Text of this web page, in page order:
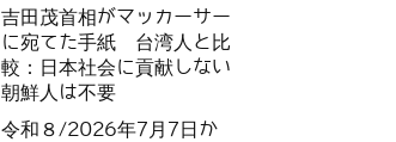
吉田茂首相がマッカーサー
に宛てた手紙 台湾人と比
較：日本社会に貢献しない
朝鮮人は不要
令和８/2026年7月7日か